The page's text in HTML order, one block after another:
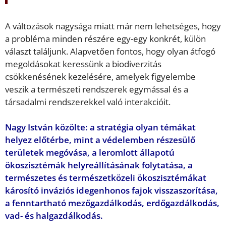
A változások nagysága miatt már nem lehetséges, hogy
a probléma minden részére egy-egy konkrét, külön
választ találjunk. Alapvetően fontos, hogy olyan átfogó
megoldásokat keressünk a biodiverzitás
csökkenésének kezelésére, amelyek figyelembe
veszik a természeti rendszerek egymással és a
társadalmi rendszerekkel való interakcióit.
Nagy István közölte: a stratégia olyan témákat
helyez előtérbe, mint a védelemben részesülő
területek megóvása, a leromlott állapotú
ökoszisztémák helyreállításának folytatása, a
természetes és természetközeli ökoszisztémákat
károsító inváziós idegenhonos fajok visszaszorítása,
a fenntartható mezőgazdálkodás, erdőgazdálkodás,
vad- és halgazdálkodás.